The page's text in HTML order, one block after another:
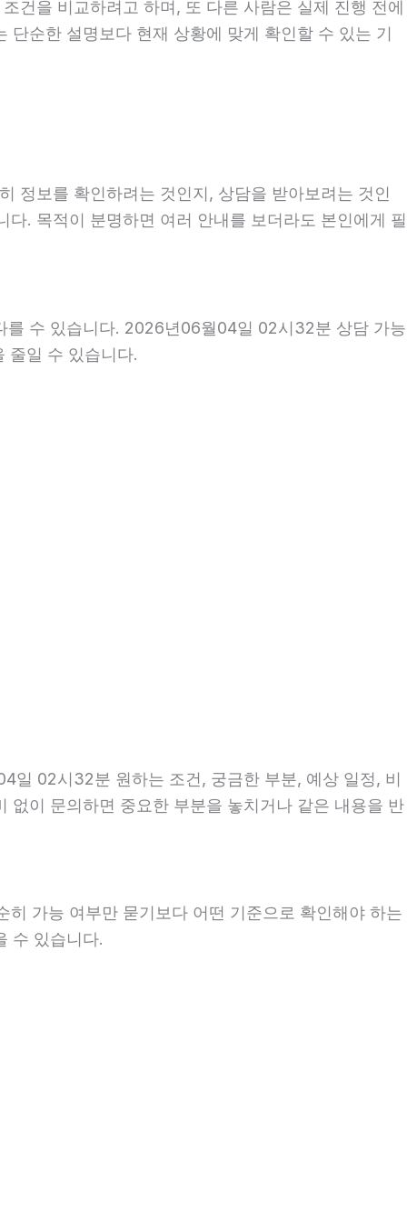
건을 비교하려고 하며, 또 다른 사람은 실제 진행 전에
순한 설명보다 현재 상황에 맞게 확인할 수 있는 기
정보를 확인하려는 것인지, 상담을 받아보려는 것인
. 목적이 분명하면 여러 안내를 보더라도 본인에게 필
를 수 있습니다. 2026년06월04일 02시32분 상담 가능
줄일 수 있습니다.
일 02시32분 원하는 조건, 궁금한 부분, 예상 일정, 비
없이 문의하면 중요한 부분을 놓치거나 같은 내용을 반
가능 여부만 묻기보다 어떤 기준으로 확인해야 하는
수 있습니다.